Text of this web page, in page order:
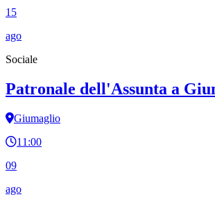
15
ago
Sociale
Patronale dell'Assunta a
Giumaglio
11:00
09
ago